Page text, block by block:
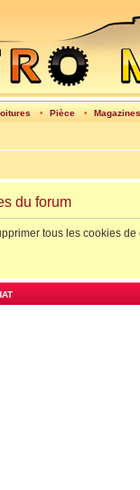
• Pièce •
du forum
tous les cookies de